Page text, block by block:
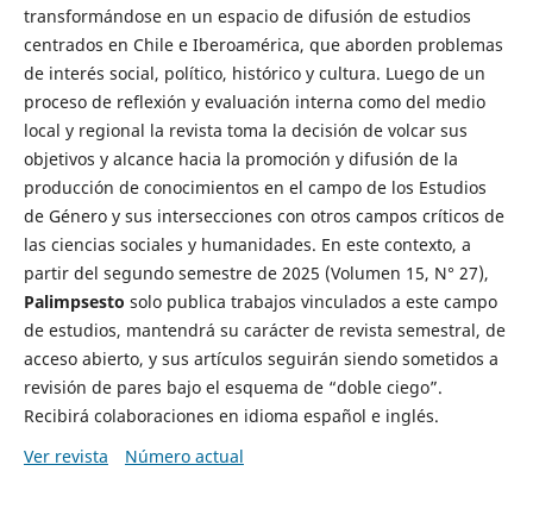
transformándose en un espacio de difusión de estudios
centrados en Chile e Iberoamérica, que aborden problemas
de interés social, político, histórico y cultura. Luego de un
proceso de reflexión y evaluación interna como del medio
local y regional la revista toma la decisión de volcar sus
objetivos y alcance hacia la promoción y difusión de la
producción de conocimientos en el campo de los Estudios
de Género y sus intersecciones con otros campos críticos de
las ciencias sociales y humanidades. En este contexto, a
partir del segundo semestre de 2025 (Volumen 15, N° 27),
Palimpsesto solo publica trabajos vinculados a este campo
de estudios, mantendrá su carácter de revista semestral, de
acceso abierto, y sus artículos seguirán siendo sometidos a
revisión de pares bajo el esquema de “doble ciego”.
Recibirá colaboraciones en idioma español e inglés.
Ver revista
Número actual